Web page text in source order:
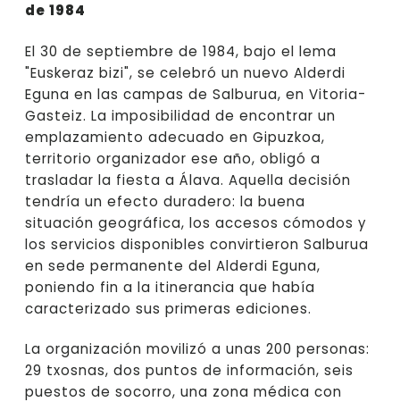
de 1984
El 30 de septiembre de 1984, bajo el lema
"Euskeraz bizi", se celebró un nuevo Alderdi
Eguna en las campas de Salburua, en Vitoria-
Gasteiz. La imposibilidad de encontrar un
emplazamiento adecuado en Gipuzkoa,
territorio organizador ese año, obligó a
trasladar la fiesta a Álava. Aquella decisión
tendría un efecto duradero: la buena
situación geográfica, los accesos cómodos y
los servicios disponibles convirtieron Salburua
en sede permanente del Alderdi Eguna,
poniendo fin a la itinerancia que había
caracterizado sus primeras ediciones.
La organización movilizó a unas 200 personas:
29 txosnas, dos puntos de información, seis
puestos de socorro, una zona médica con